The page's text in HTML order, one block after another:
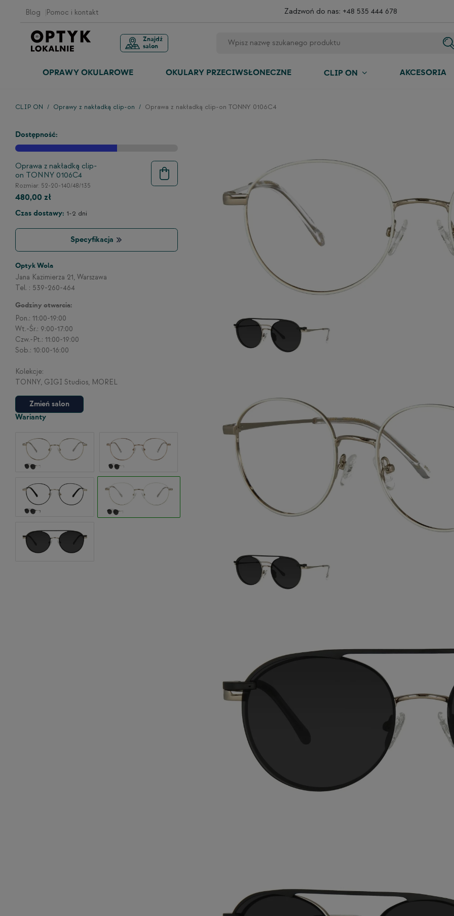
Blog Pomoc i kontakt Zadzwoń do nas: +48 535 444 678
Znajdź
salon
OPRAWY OKULAROWE OKULARY PRZECIWSŁONECZNE CLIP ON AKCESORIA
CLIP ON Oprawy z nakładką clip-on Oprawa z nakładką clip-on TONNY 0106C4
Dostępność:
Oprawa z nakładką clip-
on TONNY 0106C4
Rozmiar: 52-20-140/48/135
480,00 zł
Czas dostawy: 1-2 dni
Specyfikacja
Optyk Wola
Jana Kazimierza 21, Warszawa
Tel. : 539-260-464
Godziny otwarcia:
Zmień salon
Pon.: 11:00-19:00
Wt.-Śr.: 9:00-17:00
Czw.-Pt.: 11:00-19:00
Sob.: 10:00-16:00
Kolekcje:
TONNY, GIGI Studios, MOREL
Warianty